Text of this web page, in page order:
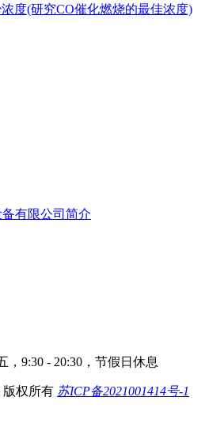
度(研究CO催化燃烧的最佳浓度)
有限公司简介
9:30 - 20:30，节假日休息
版权所有 苏ICP备2021001414号-1